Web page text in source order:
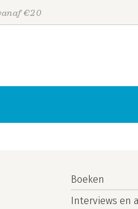
€20
Boeken
Interviews en
Personen